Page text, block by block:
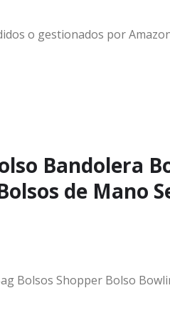
o gestionados por
Bandolera
de Mano
Bolsos Shopper Bolso